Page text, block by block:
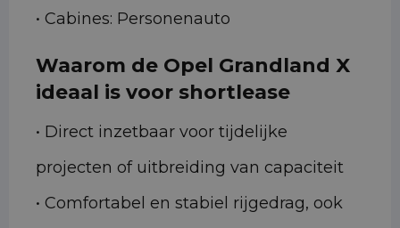
• Cabines: Personenauto
Waarom de Opel Grandland X
ideaal is voor shortlease
• Direct inzetbaar voor tijdelijke
projecten of uitbreiding van capaciteit
• Comfortabel en stabiel rijgedrag, ook